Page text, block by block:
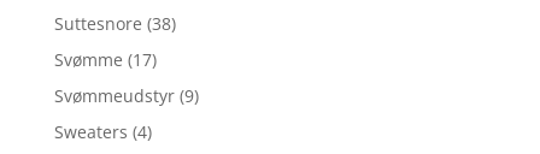
Suttesnore (38)
Svømme (17)
Svømmeudstyr (9)
Sweaters (4)